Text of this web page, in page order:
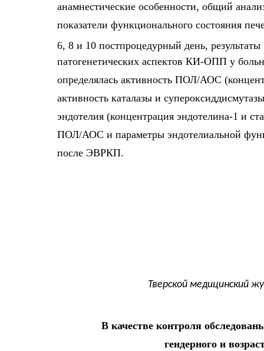
анамнестические особенности, общий
показатели функционального состояния
6, 8 и 10 постпроцедурный день,
патогенетических аспектов КИ-ОПП у
определялась активность ПОЛ/АОС
активность каталазы и
эндотелия (концентрация эндотелина-1 и
ПОЛ/АОС и параметры эндотелиальной
после ЭВРКП.
Тверской медицинский
В качестве контроля
гендерного и